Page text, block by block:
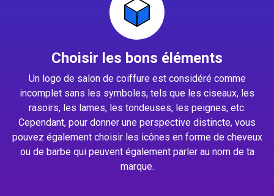
Choisir les bons éléments
Un logo de salon de coiffure est considéré comme
incomplet sans les symboles, tels que les ciseaux, les
rasoirs, les lames, les tondeuses, les peignes, etc.
Cependant, pour donner une perspective distincte, vous
pouvez également choisir les icônes en forme de cheveux
ou de barbe qui peuvent également parler au nom de ta
marque.